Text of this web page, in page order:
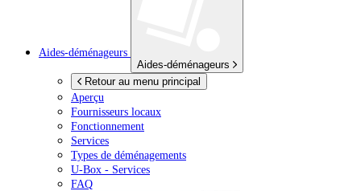
Aides-déménageurs
Aides-déménageurs
Retour au menu principal
Aperçu
Fournisseurs locaux
Fonctionnement
Services
Types de déménagements
U-Box - Services
FAQ